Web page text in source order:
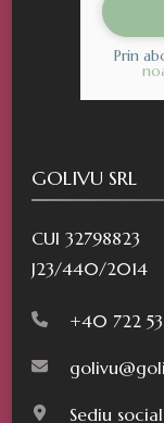
Prin
GOLIVU SRL
CUI 32798823
J23/440/2014
+40 722
Sediu